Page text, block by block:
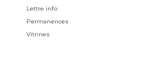
Lettre info
Permanences
Vitrines